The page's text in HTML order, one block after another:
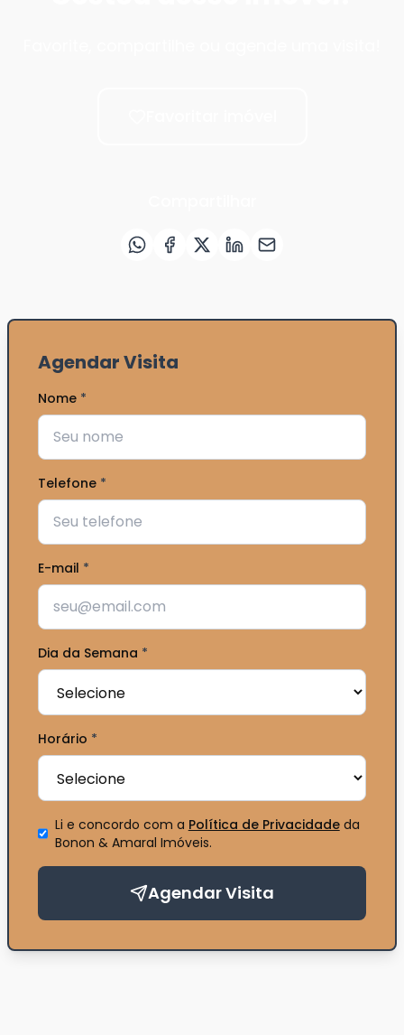
Agendar Visita
Nome *
Telefone *
E-mail *
Dia da Semana *
Horário *
Li e concordo com a Política de Privacidadeda
Bonon & Amaral Imóveis.
Agendar Visita